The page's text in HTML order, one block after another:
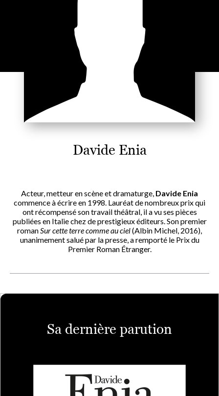
Davide Enia
Acteur, metteur en scène et dramaturge, Davide Enia
commence à écrire en 1998. Lauréat de nombreux prix qui
ont récompensé son travail théâtral, il a vu ses pièces
publiées en Italie chez de prestigieux éditeurs. Son premier
roman Sur cette terre comme au ciel(Albin Michel, 2016),
unanimement salué par la presse, a remporté le Prix du
Premier Roman Étranger.
Sa dernière parution